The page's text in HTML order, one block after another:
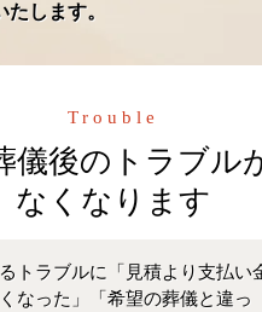
します。
Trouble
儀後のトラブル
なくなります
トラブルに「見積より支払い
なった」「希望の葬儀と違っ